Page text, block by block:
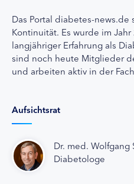
Das Portal diabetes-
Kontinuität. Es wurde im
langjähriger Erfahrung als
sind noch heute Mitglieder
und arbeiten aktiv in der
Aufsichtsrat
Dr. med. Wolfgang
Diabetologe